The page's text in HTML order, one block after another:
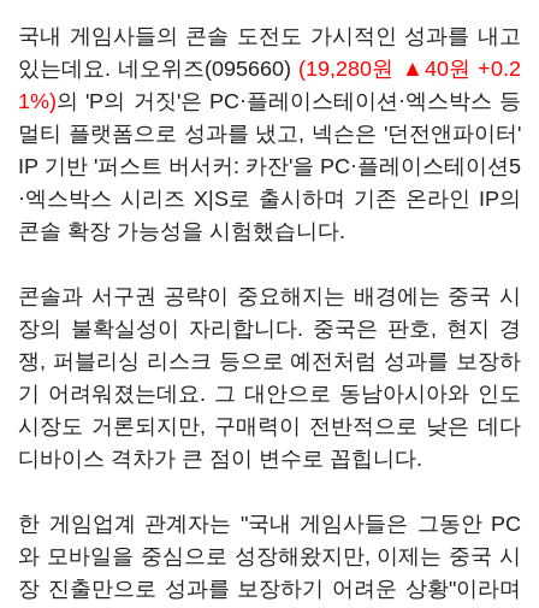
국내 게임사들의 콘솔 도전도 가시적인 성과를 내고
있는데요. 네오위즈(095660) (19,280원 ▲40원 +0.2
1%)의 'P의 거짓'은 PC·플레이스테이션·엑스박스 등
멀티 플랫폼으로 성과를 냈고, 넥슨은 '던전앤파이터'
IP 기반 '퍼스트 버서커: 카잔'을 PC·플레이스테이션5
·엑스박스 시리즈 X|S로 출시하며 기존 온라인 IP의
콘솔 확장 가능성을 시험했습니다.
콘솔과 서구권 공략이 중요해지는 배경에는 중국 시
장의 불확실성이 자리합니다. 중국은 판호, 현지 경
쟁, 퍼블리싱 리스크 등으로 예전처럼 성과를 보장하
기 어려워졌는데요. 그 대안으로 동남아시아와 인도
시장도 거론되지만, 구매력이 전반적으로 낮은 데다
디바이스 격차가 큰 점이 변수로 꼽힙니다.
한 게임업계 관계자는 "국내 게임사들은 그동안 PC
와 모바일을 중심으로 성장해왔지만, 이제는 중국 시
장 진출만으로 성과를 보장하기 어려운 상황"이라며